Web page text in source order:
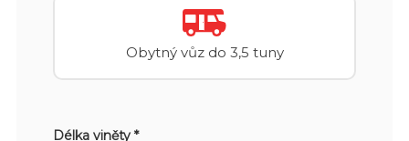
Obytný vůz do 3,5 tuny
Délka viněty *